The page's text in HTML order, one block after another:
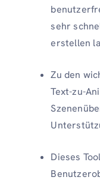
sehr
erstellen
Zu den
Text-zu-
Dieses